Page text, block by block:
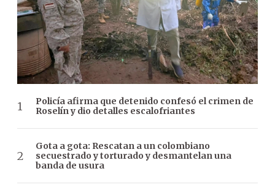
Policía afirma que detenido confesó el crimen de
Roselín y dio detalles escalofriantes
Gota a gota: Rescatan a un colombiano
secuestrado y torturado y desmantelan una
banda de usura